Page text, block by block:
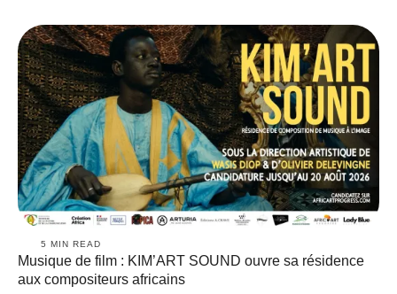
5 MIN READ
Musique de film : KIM’ART SOUND ouvre sa résidence
aux compositeurs africains